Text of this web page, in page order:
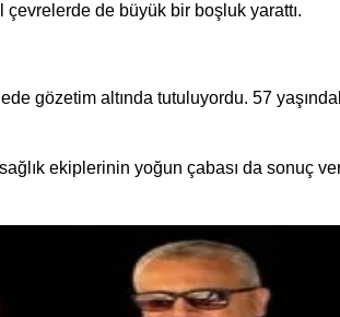
çevrelerde de büyük bir boşluk yarattı.
gözetim altında tutuluyordu. 57
ekiplerinin yoğun çabası da sonuç